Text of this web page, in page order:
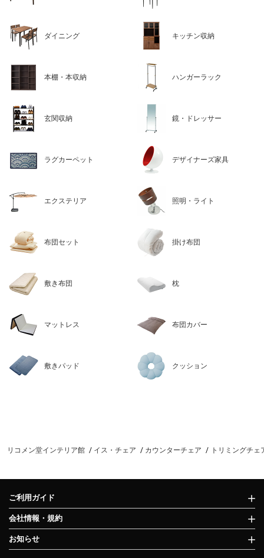
ダイニング キッチン収納
本棚・本収納 ハンガーラック
玄関収納 鏡・ドレッサー
ラグカーペット デザイナーズ家具
エクステリア 照明・ライト
布団セット 掛け布団
敷き布団 枕
マットレス 布団カバー
敷きパッド クッション
リコメン堂インテリア館 イス・チェア カウンターチェア トリミングチ
ご利用ガイド
会社情報・規約
お知らせ